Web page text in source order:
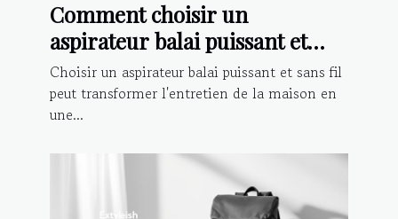
Comment choisir un
aspirateur balai puissant et
sans fil ?
Choisir un aspirateur balai puissant et sans fil
peut transformer l'entretien de la maison en
une...